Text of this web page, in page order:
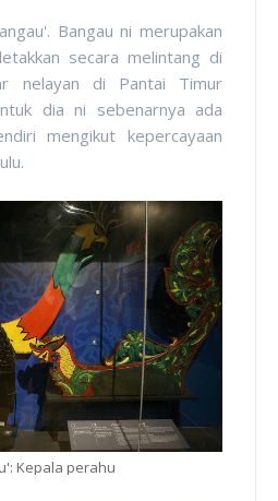
Bangau ni merupakan
secara melintang di
nelayan di Pantai Timur
dia ni sebenarnya ada
mengikut kepercayaan
Kepala perahu